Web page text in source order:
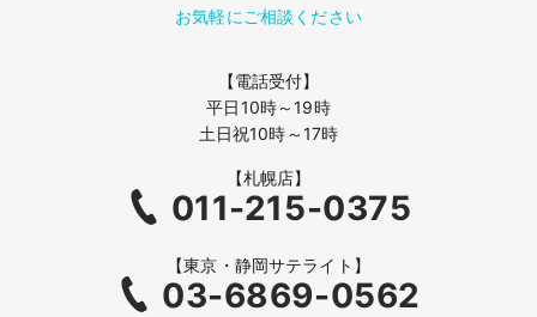
お気軽にご相談ください
【電話受付】
平日10時～19時
土日祝10時～17時
【札幌店】
011-215-0375
【東京・静岡サテライト】
03-6869-0562